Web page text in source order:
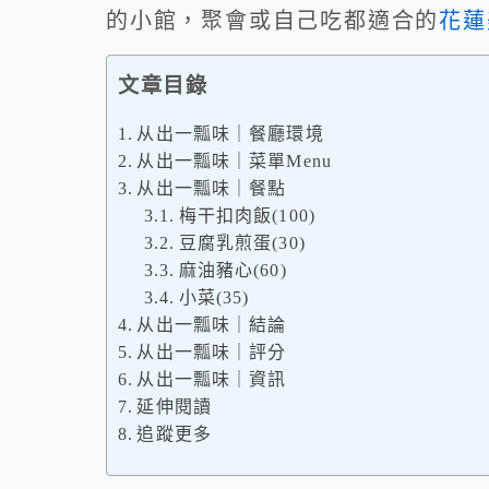
的小館，聚會或自己吃都適合的花
文章目錄
从出一瓢味｜餐廳環境
从出一瓢味｜菜單Menu
从出一瓢味｜餐點
梅干扣肉飯(100)
豆腐乳煎蛋(30)
麻油豬心(60)
小菜(35)
从出一瓢味｜結論
从出一瓢味｜評分
从出一瓢味｜資訊
延伸閱讀
追蹤更多